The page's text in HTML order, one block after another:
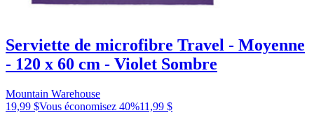
Serviette de microfibre Travel - Moyenne
- 120 x 60 cm - Violet Sombre
Mountain Warehouse
19,99 $Vous économisez 40%11,99 $